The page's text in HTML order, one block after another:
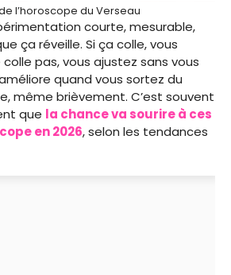
l’horoscope du Verseau
courte, mesurable,
ça réveille. Si ça colle, vous
pas, vous ajustez sans vous
quand vous sortez du
même brièvement. C’est souvent
que la chance va sourire à ces
en 2026, selon les tendances